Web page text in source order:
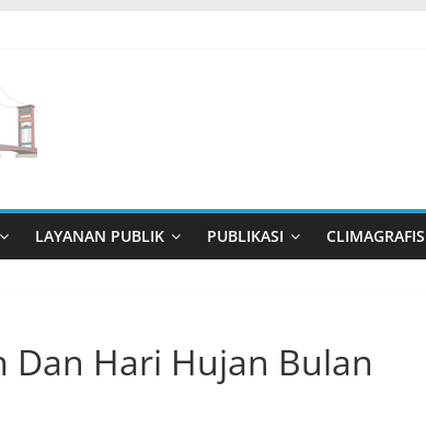
LAYANAN PUBLIK PUBLIKASI CLIMAGRAFIS
Dan Hari Hujan Bulan